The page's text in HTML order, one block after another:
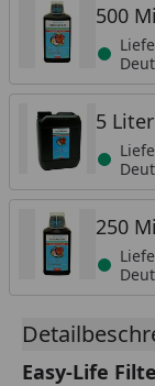
500
5 Liter
250
Easy-Life